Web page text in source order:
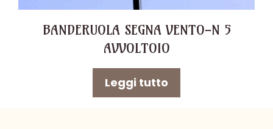
BANDERUOLA SEGNA VENTO-N 5
AVVOLTOIO
Leggi tutto